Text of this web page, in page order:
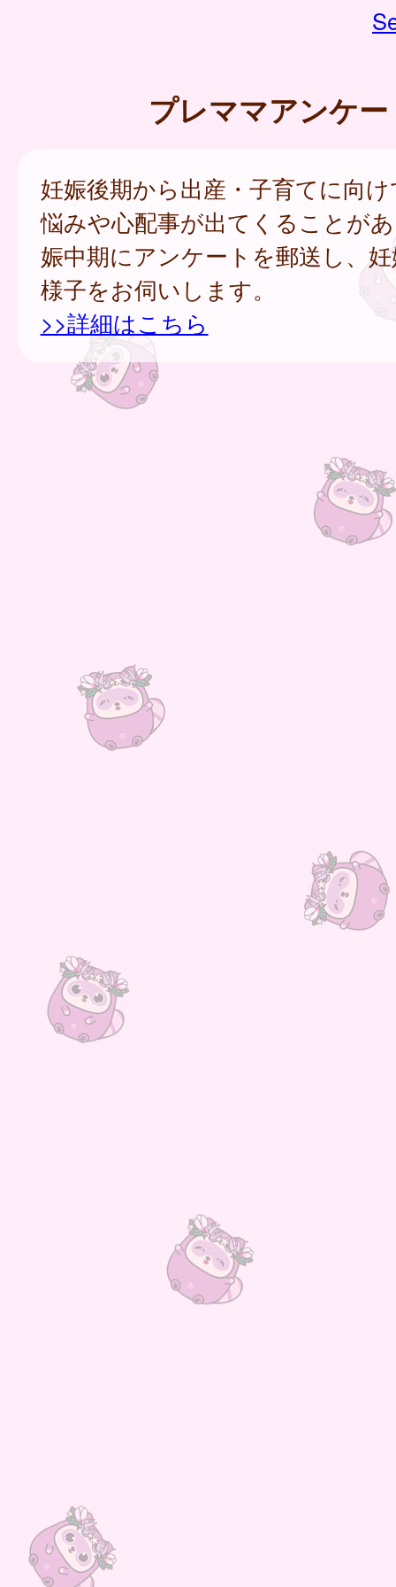
プレママアンケ
妊娠後期から出産・子育てに向
悩みや心配事が出てくることが
娠中期にアンケートを郵送し、
様子をお伺いします。
>>詳細はこちら